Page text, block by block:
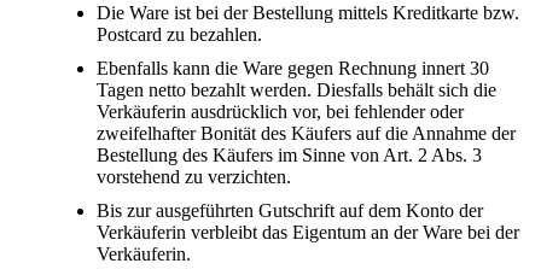
Die Ware ist bei der Bestellung mittels Kreditkarte bzw.
Postcard zu bezahlen.
Ebenfalls kann die Ware gegen Rechnung innert 30
Tagen netto bezahlt werden. Diesfalls behält sich die
Verkäuferin ausdrücklich vor, bei fehlender oder
zweifelhafter Bonität des Käufers auf die Annahme der
Bestellung des Käufers im Sinne von Art. 2 Abs. 3
vorstehend zu verzichten.
Bis zur ausgeführten Gutschrift auf dem Konto der
Verkäuferin verbleibt das Eigentum an der Ware bei der
Verkäuferin.